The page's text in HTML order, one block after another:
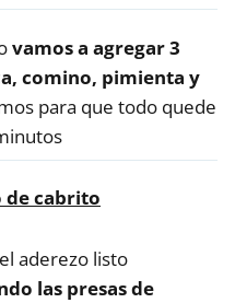
vamos a agregar 3
comino, pimienta y
para que todo quede
de cabrito
aderezo listo
las presas de